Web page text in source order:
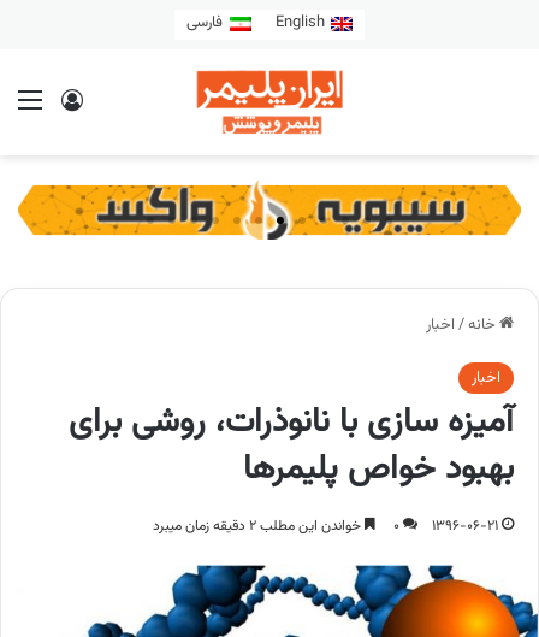
English فارسی
خانه/ اخبار
اخبار
آمیزه سازی با نانوذرات، روشی برای
بهبود خواص پلیمرها
1396-06-21
0 خواندن این مطلب 2 دقیقه زمان میبرد